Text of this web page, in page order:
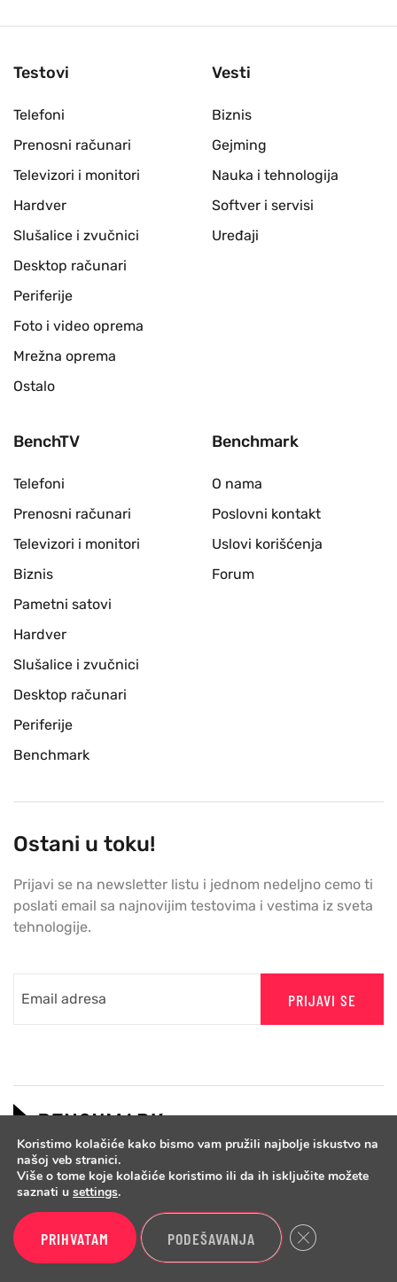
Testovi
Telefoni
Prenosni računari
Televizori i monitori
Hardver
Slušalice i zvučnici
Desktop računari
Periferije
Foto i video oprema
Mrežna oprema
Ostalo
Vesti
Biznis
Gejming
Nauka i tehnologija
Softver i servisi
Uređaji
BenchTV
Telefoni
Prenosni računari
Televizori i monitori
Biznis
Pametni satovi
Hardver
Slušalice i zvučnici
Desktop računari
Periferije
Benchmark
Benchmark
O nama
Poslovni kontakt
Uslovi korišćenja
Forum
Ostani u toku!
Prijavi se na newsletter listu i jednom nedeljno cemo ti
poslati email sa najnovijim testovima i vestima iz sveta
tehnologije.
PRIJAVI SE
Copyright © 2026 Benchmark.
Koristimo kolačiće kako bismo vam pružili najbolje iskustvo na
našoj veb stranici.
Više o tome koje kolačiće koristimo ili da ih isključite možete
saznati u settings.
PRIHVATAM PODEŠAVANJA Close GDPR